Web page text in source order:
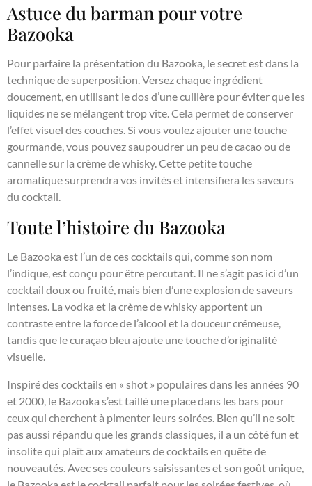
Astuce du barman pour votre
Bazooka
Pour parfaire la présentation du Bazooka, le secret est dans la
technique de superposition. Versez chaque ingrédient
doucement, en utilisant le dos d’une cuillère pour éviter que les
liquides ne se mélangent trop vite. Cela permet de conserver
l’effet visuel des couches. Si vous voulez ajouter une touche
gourmande, vous pouvez saupoudrer un peu de cacao ou de
cannelle sur la crème de whisky. Cette petite touche
aromatique surprendra vos invités et intensifiera les saveurs
du cocktail.
Toute l’histoire du Bazooka
Le Bazooka est l’un de ces cocktails qui, comme son nom
l’indique, est conçu pour être percutant. Il ne s’agit pas ici d’un
cocktail doux ou fruité, mais bien d’une explosion de saveurs
intenses. La vodka et la crème de whisky apportent un
contraste entre la force de l’alcool et la douceur crémeuse,
tandis que le curaçao bleu ajoute une touche d’originalité
visuelle.
Inspiré des cocktails en « shot » populaires dans les années 90
et 2000, le Bazooka s’est taillé une place dans les bars pour
ceux qui cherchent à pimenter leurs soirées. Bien qu’il ne soit
pas aussi répandu que les grands classiques, il a un côté fun et
insolite qui plaît aux amateurs de cocktails en quête de
nouveautés. Avec ses couleurs saisissantes et son goût unique,